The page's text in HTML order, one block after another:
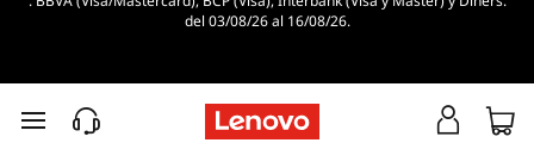
Q
u
del 03/08/26 al 16/08/26.
Ir al contenido principal